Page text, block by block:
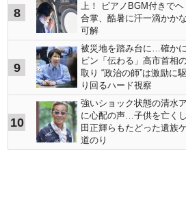
8
上！ ピアノBGM付きでヘ
合掌、酷暑に汗一滴かか
可解
9
被災地を踏み台に…確か
ビン「伝わる」高市首相
取り “政治の師”は激励に
り回るハード視察
10
強いショック状態の清水
に心配の声…子供を亡く
田正輝らもたどった遺族
道のり